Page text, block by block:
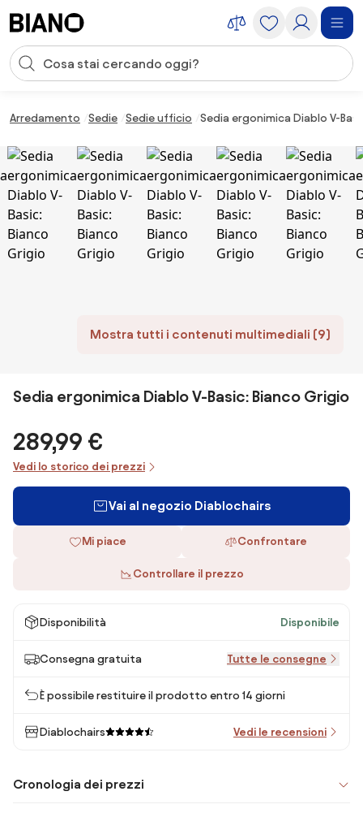
Input della ricerca
Arredamento Sedie Sedie ufficio Sedia ergonimica Diablo V-
Mostra tutti i contenuti multimediali (9)
Sedia ergonimica Diablo V-Basic: Bianco Grigio
289,99 €
Vedi lo storico dei prezzi
Vai al negozio Diablochairs
Mi piace Confrontare
Controllare il prezzo
Disponibilità Disponibile
Consegna gratuita Tutte le consegne
È possibile restituire il prodotto entro 14 giorni
Diablochairs Vedi le recensioni
Cronologia dei prezzi